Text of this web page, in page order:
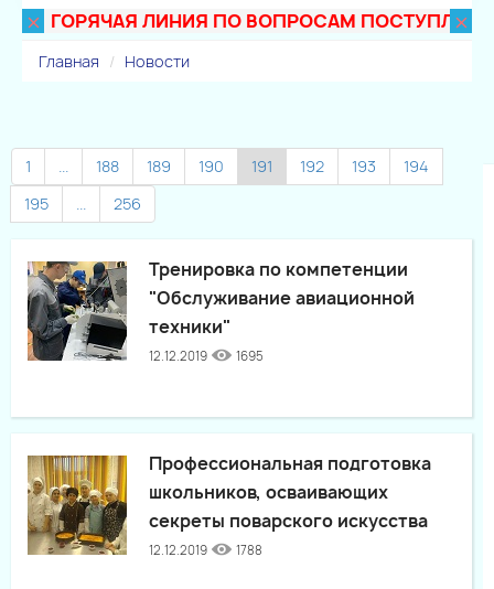
×ГОРЯЧАЯ ЛИНИЯ ПО ВОПРОСАМ ПОСТУПЛЕНИЯ
×
Главная Новости
1 ... 188 189 190 191 192 193
194
195
... 256
Тренировка по компетенции
"Обслуживание авиационной
техники"
12.12.2019 1695
Профессиональная подготовка
школьников, осваивающих
секреты поварского искусства
12.12.2019 1788